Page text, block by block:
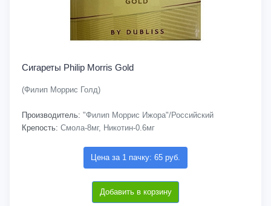
Сигареты Philip Morris Gold
(Филип Моррис Голд)
Производитель: "Филип Моррис Ижора"/Российский
Крепость: Смола-8мг, Никотин-0.6мг
Цена за 1 пачку: 65 руб.
Добавить в корзину